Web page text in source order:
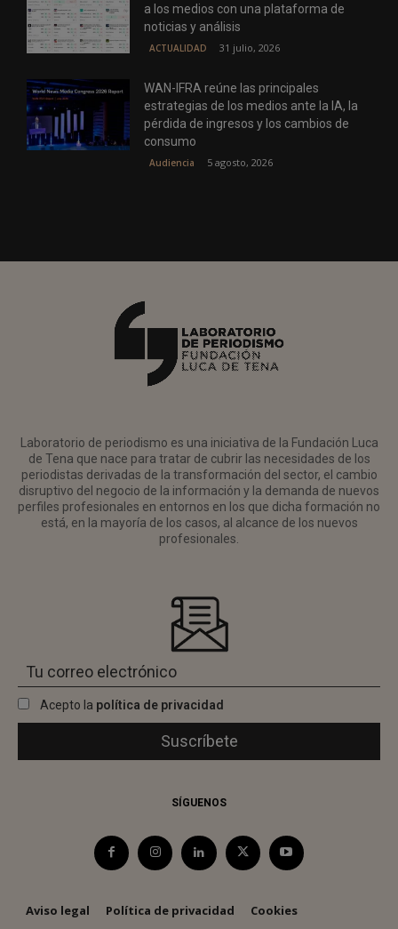
a los medios con una plataforma de
noticias y análisis
ACTUALIDAD 31 julio, 2026
WAN-IFRA reúne las principales
estrategias de los medios ante la IA, la
pérdida de ingresos y los cambios de
consumo
Audiencia 5 agosto, 2026
Laboratorio de periodismo es una iniciativa de la Fundación Luca
de Tena que nace para tratar de cubrir las necesidades de los
periodistas derivadas de la transformación del sector, el cambio
disruptivo del negocio de la información y la demanda de nuevos
perfiles profesionales en entornos en los que dicha formación no
está, en la mayoría de los casos, al alcance de los nuevos
profesionales.
Acepto la política de privacidad
SÍGUENOS
Aviso legal Política de privacidad Cookies